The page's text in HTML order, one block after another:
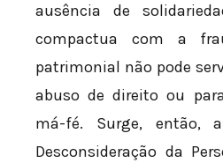
ausência de
compactua com a
patrimonial não pode
abuso de direito ou
má-fé. Surge, então,
Desconsideração da